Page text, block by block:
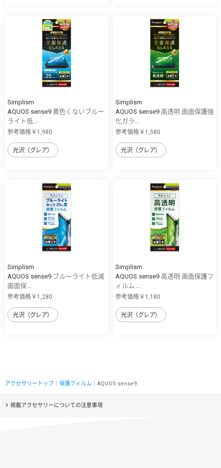
Simplism
AQUOS sense9 黄色くないブルー
ライト低...
参考価格￥1,980
光沢（グレア）
Simplism
AQUOS sense9 高透明 画面保護強
化ガラ...
参考価格￥1,580
光沢（グレア）
Simplism
AQUOS sense9 ブルーライト低減
画面保...
参考価格￥1,280
光沢（グレア）
Simplism
AQUOS sense9 高透明 画面保護フ
ィルム ...
参考価格￥1,180
光沢（グレア）
アクセサリートップ 保護フィルム ｜AQUOS sense9
掲載アクセサリーについての注意事項